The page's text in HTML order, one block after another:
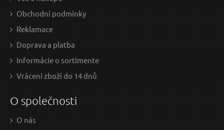
Rukavice bavlněné polomáčené v LATEXU, velikost
Obchodní podmínky
Reklamace
Doprava a platba
Informácie o sortimente
Vrácení zboží do 14 dnů
O společnosti
O nás